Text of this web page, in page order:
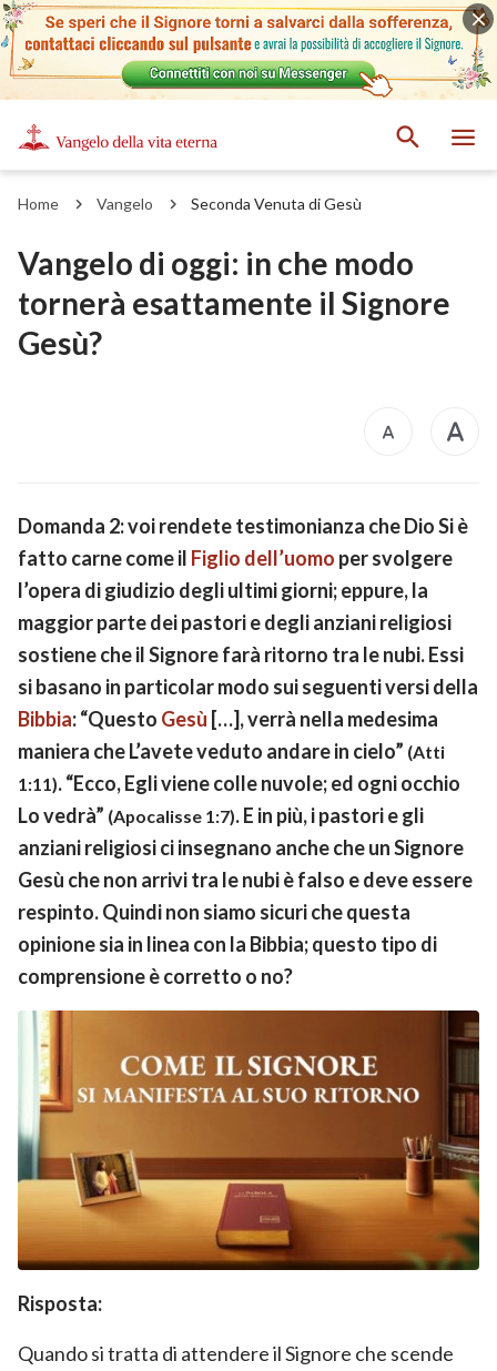
Home Vangelo Seconda Venuta di Gesù
Vangelo di oggi: in che modo
tornerà esattamente il Signore
Gesù?
Domanda 2: voi rendete testimonianza che Dio Si è
fatto carne come il Figlio dell’uomo per svolgere
l’opera di giudizio degli ultimi giorni; eppure, la
maggior parte dei pastori e degli anziani religiosi
sostiene che il Signore farà ritorno tra le nubi. Essi
si basano in particolar modo sui seguenti versi della
Bibbia: “Questo Gesù […], verrà nella medesima
maniera che L’avete veduto andare in cielo” (Atti
1:11). “Ecco, Egli viene colle nuvole; ed ogni occhio
Lo vedrà” (Apocalisse 1:7). E in più, i pastori e gli
anziani religiosi ci insegnano anche che un Signore
Gesù che non arrivi tra le nubi è falso e deve essere
respinto. Quindi non siamo sicuri che questa
opinione sia in linea con la Bibbia; questo tipo di
comprensione è corretto o no?
Risposta:
Quando si tratta di attendere il Signore che scende